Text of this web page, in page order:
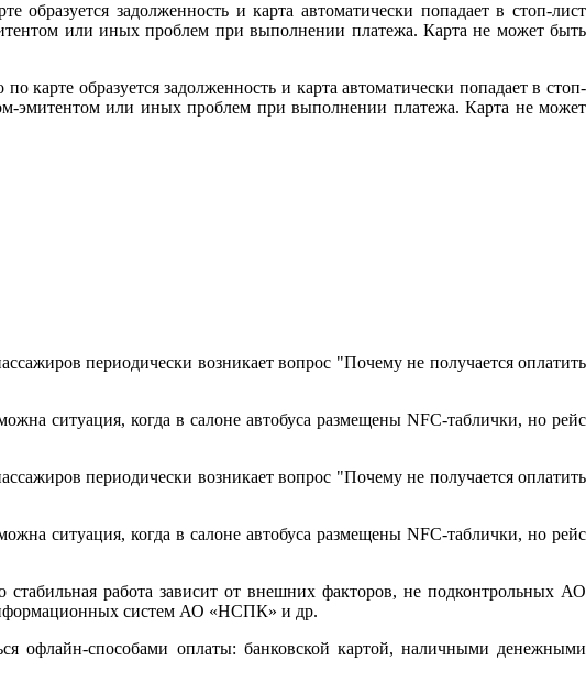
задолженность и карта автоматически попадает в стоп-лист
или иных проблем при выполнении платежа. Карта не может быть
карте образуется задолженность и карта автоматически попадает в стоп-
эмитентом или иных проблем при выполнении платежа. Карта не может
периодически возникает вопрос "Почему не получается оплатить
ситуация, когда в салоне автобуса размещены NFC-таблички, но рейс
периодически возникает вопрос "Почему не получается оплатить
ситуация, когда в салоне автобуса размещены NFC-таблички, но рейс
работа зависит от внешних факторов, не подконтрольных АО
систем АО «НСПК» и др.
офлайн-способами оплаты: банковской картой, наличными денежными